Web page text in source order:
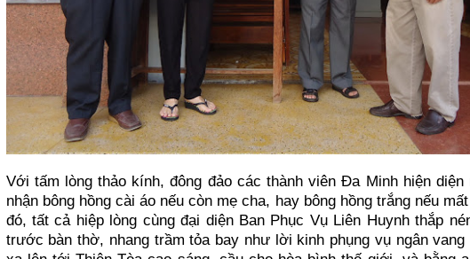
Với tấm lòng thảo kính, đông đảo các thành viên Đa Minh hiện
nhận bông hồng cài áo nếu còn mẹ cha, hay bông hồng trắng nếu
đó, tất cả hiệp lòng cùng đại diện Ban Phục Vụ Liên Huynh thắp
trước bàn thờ, nhang trầm tỏa bay như lời kinh phụng vụ ngân vang